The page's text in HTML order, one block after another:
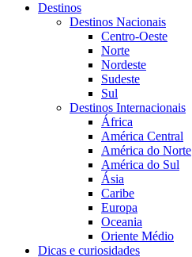
Destinos
Destinos Nacionais
Centro-Oeste
Norte
Nordeste
Sudeste
Sul
Destinos Internacionais
África
América Central
América do Norte
América do Sul
Ásia
Caribe
Europa
Oceania
Oriente Médio
Dicas e curiosidades